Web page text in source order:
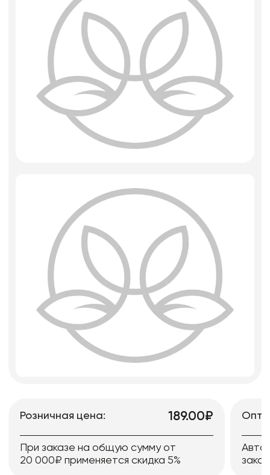
Игрушки мягкие
Сухоцветы
Розничная цена: 189.00₽
При заказе на общую сумму от
20 000₽ применяется скидка 5%